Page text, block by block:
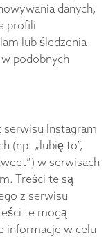
danych,
profili
lub śledzenia
podobnych
Instagram
(np. „lubię to”,
w serwisach
Treści te są
z serwisu
te mogą
informacje w celu